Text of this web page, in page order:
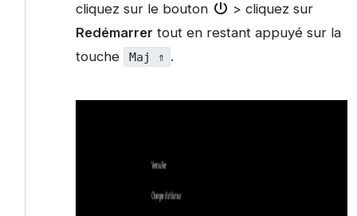
cliquez sur le bouton
> cliquez sur
Redémarrer tout en restant appuyé sur la
touche
Maj ⇑ .